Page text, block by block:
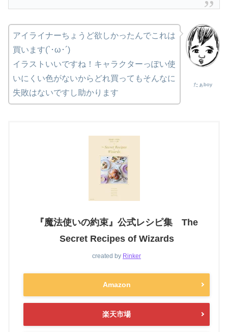
たぁboy
アイライナーちょうど欲しかったんでこれは
買います(`･ω･´)
イラストいいですね！キャラクターっぽい使
いにくい色がないからどれ買ってもそんなに
失敗はないですし助かります
『魔法使いの約束』公式レシピ集 The
Secret Recipes of Wizards
created by Rinker
Amazon
楽天市場